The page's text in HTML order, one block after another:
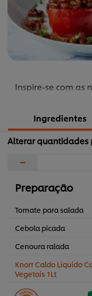
Inspire-se com as
Ingredientes
Alterar quantidades
−
Preparação
Tomate para salada
Cebola picada
Cenoura ralada
Knorr Caldo Líquido
Vegetais 1Lt